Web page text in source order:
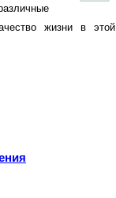
жизни в этой